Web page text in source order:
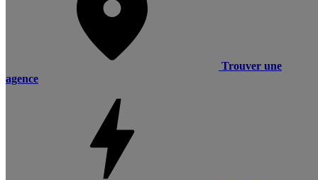
Trouver une
agence